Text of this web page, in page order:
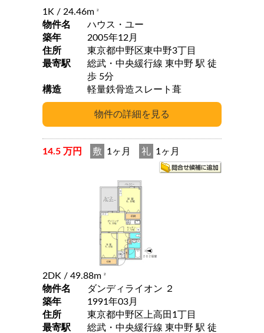
1K / 24.46m 2
物件名
ハウス・ユー
築年
2005年12月
住所
東京都中野区東中野3丁目
最寄駅
総武・中央緩行線 東中野 駅 徒
歩 5分
構造
軽量鉄骨造スレート葺
14.5 万円 敷 1ヶ月 礼 1ヶ月
2DK / 49.88m 2
物件名
ダンディライオン ２
築年
1991年03月
住所
東京都中野区上高田1丁目
最寄駅
総武・中央緩行線 東中野 駅 徒